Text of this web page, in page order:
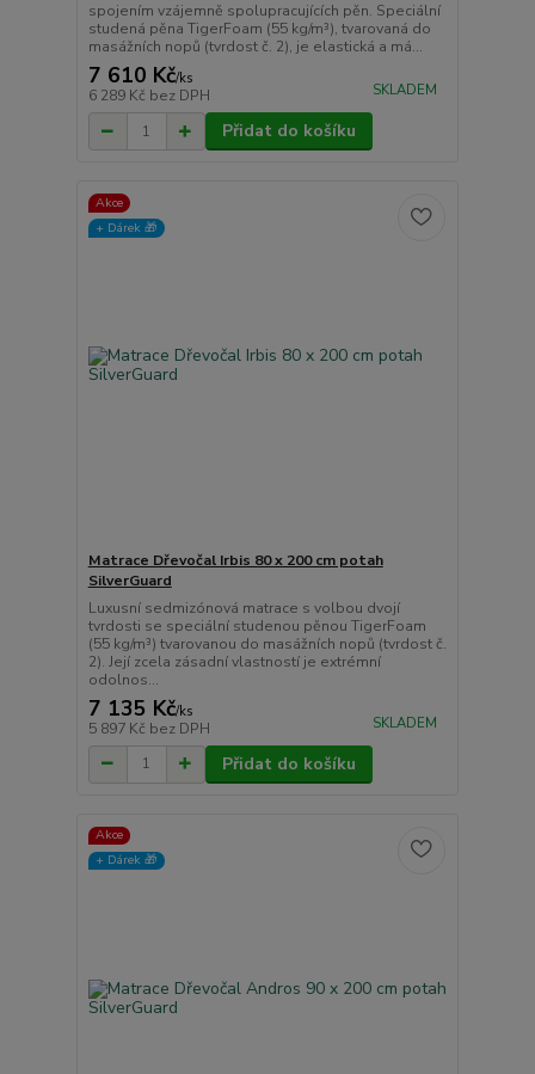
spojením vzájemně spolupracujících pěn. Speciální
studená pěna TigerFoam (55 kg/m³), tvarovaná do
masážních nopů (tvrdost č. 2), je elastická a má...
7 610 Kč/ks
6 289 Kč bez DPH SKLADEM
Přidat do košíku
Akce
+ Dárek️ 🎁
Matrace Dřevočal Irbis 80 x 200 cm potah
SilverGuard
Luxusní sedmizónová matrace s volbou dvojí
tvrdosti se speciální studenou pěnou TigerFoam
(55 kg/m³) tvarovanou do masážních nopů (tvrdost č.
2). Její zcela zásadní vlastností je extrémní
odolnos...
7 135 Kč/ks
5 897 Kč bez DPH SKLADEM
Přidat do košíku
Akce
+ Dárek️ 🎁